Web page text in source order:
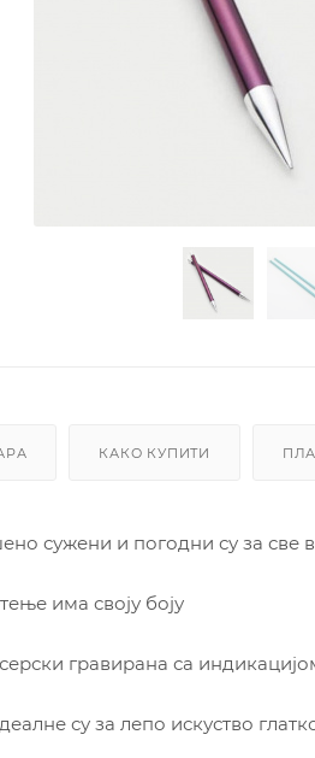
КАКО КУПИТИ
сужени и погодни су за све
има своју боју
гравирана са
су за лепо искуство